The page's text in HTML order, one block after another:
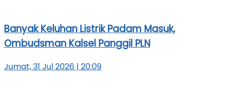
Banyak Keluhan Listrik Padam Masuk,
Ombudsman Kalsel Panggil PLN
Jumat, 31 Jul 2026 | 20:09